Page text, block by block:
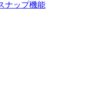
ナップ機能